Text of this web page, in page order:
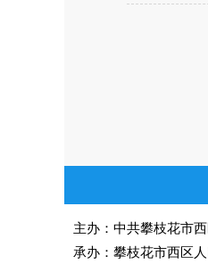
主办：中共攀枝花市
承办：攀枝花市西区